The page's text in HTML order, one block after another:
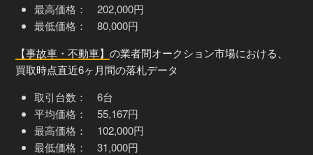
最高価格： 202,000円
最低価格： 80,000円
【事故車・不動車】 の業者間オークション市場における、
買取時点直近6ヶ月間の落札データ
取引台数： 6台
平均価格： 55,167円
最高価格： 102,000円
最低価格： 31,000円